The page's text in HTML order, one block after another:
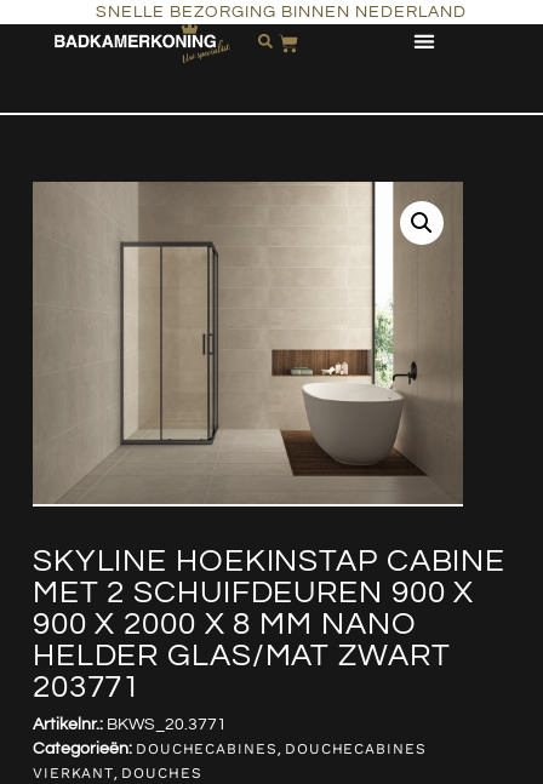
SNELLE BEZORGING BINNEN NEDERLAND
SKYLINE HOEKINSTAP CABINE
MET 2 SCHUIFDEUREN 900 X
900 X 2000 X 8 MM NANO
HELDER GLAS/MAT ZWART
203771
Artikelnr.: BKWS_20.3771
Categorieën: DOUCHECABINES, DOUCHECABINES
VIERKANT, DOUCHES